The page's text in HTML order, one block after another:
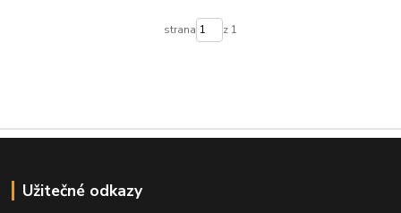
strana z 1
Užitečné odkazy